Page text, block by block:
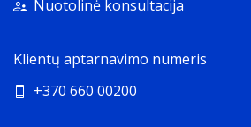
Nuotolinė konsultacija
Klientų aptarnavimo numeris
+370 660 00200